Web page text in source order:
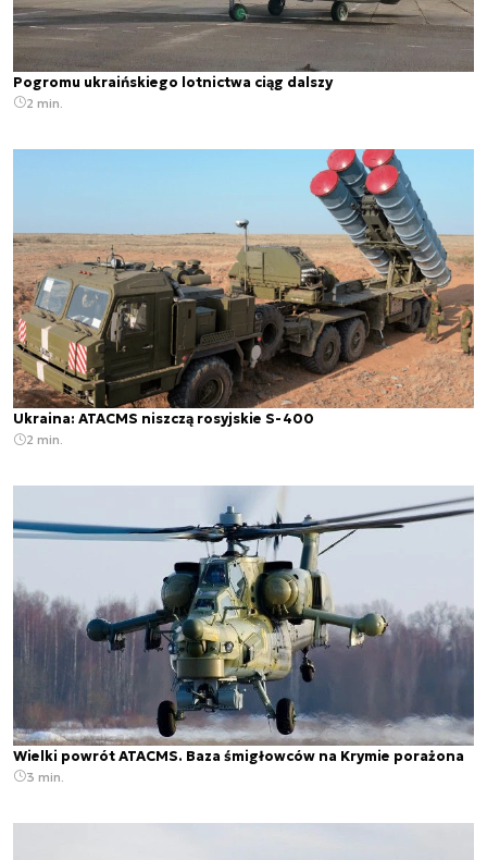
Pogromu ukraińskiego lotnictwa ciąg dalszy
2 min.
Ukraina: ATACMS niszczą rosyjskie S-400
2 min.
Wielki powrót ATACMS. Baza śmigłowców na Krymie porażona
3 min.